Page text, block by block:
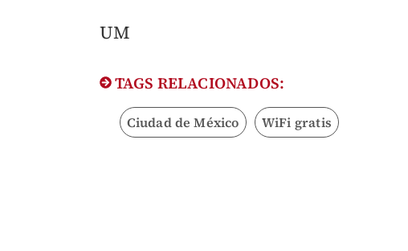
UM
TAGS RELACIONADOS:
Ciudad de México WiFi gratis